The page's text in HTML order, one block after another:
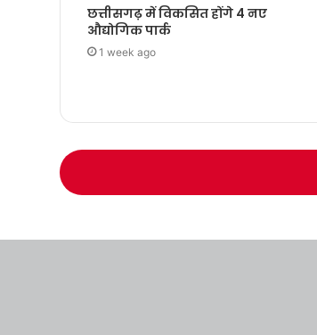
छत्तीसगढ़ में विकसित होंगे 4 नए
औद्योगिक पार्क
1 week ago